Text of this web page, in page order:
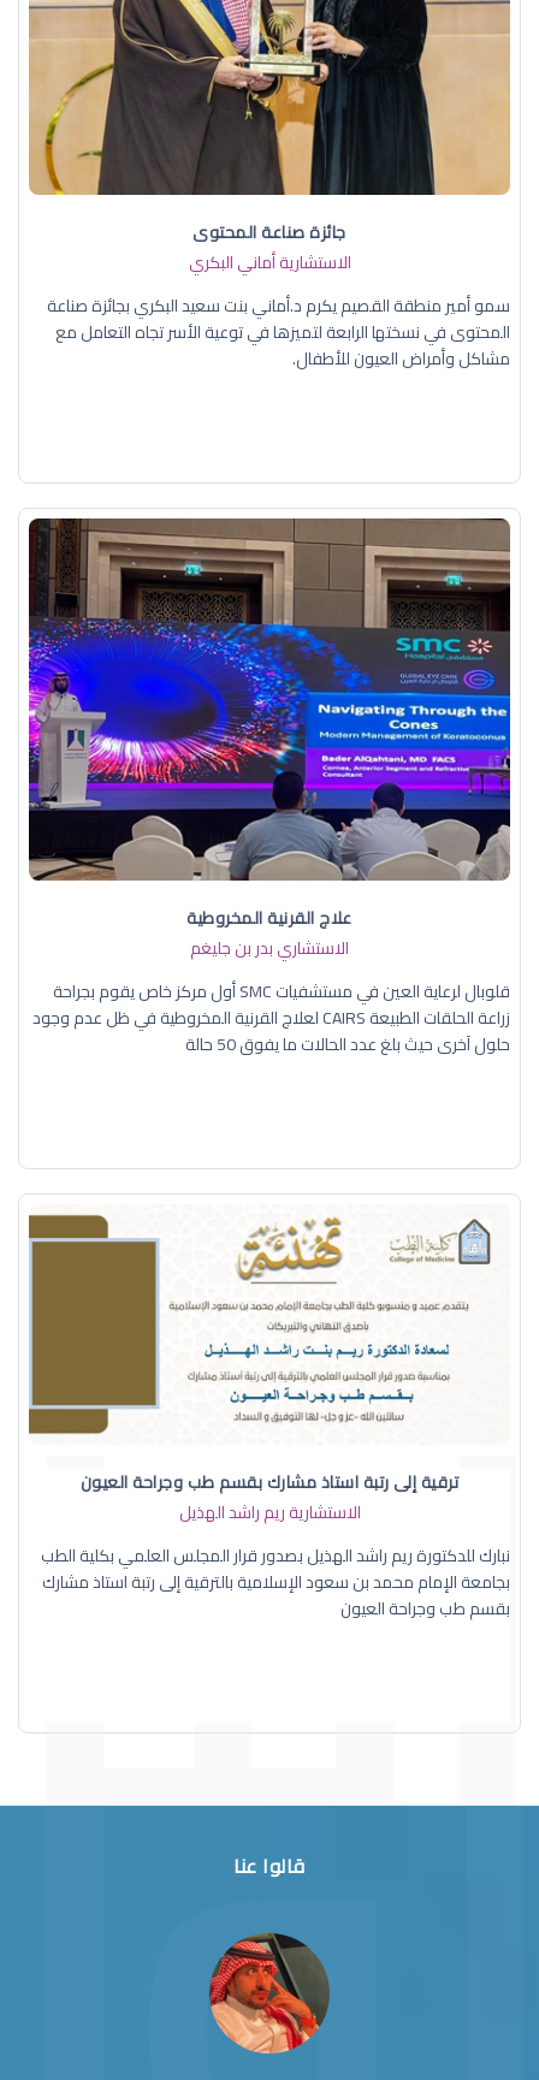
جائزة صناعة المحتوى
الاستشارية أماني البكري
سمو أمير منطقة القصيم يكرم د.أماني بنت سعيد البكري بجائزة صناعة
المحتوى في نسختها الرابعة لتميزها في توعية الأسر تجاه التعامل مع
مشاكل وأمراض العيون للأطفال.
علاج القرنية المخروطية
الاستشاري بدر بن جليغم
قلوبال لرعاية العين في مستشفيات SMC أول مركز خاص يقوم بجراحة
زراعة الحلقات الطبيعة CAIRS لعلاج القرنية المخروطية في ظل عدم وجود
حلول آخرى حيث بلغ عدد الحالات ما يفوق 50 حالة
ترقية إلى رتبة استاذ مشارك بقسم طب وجراحة العيون
الاستشارية ريم راشد الهذيل
نبارك للدكتورة ريم راشد الهذيل بصدور قرار المجلس العلمي بكلية الطب
بجامعة الإمام محمد بن سعود الإسلامية بالترقية إلى رتبة استاذ مشارك
بقسم طب وجراحة العيون
قالوا عنا